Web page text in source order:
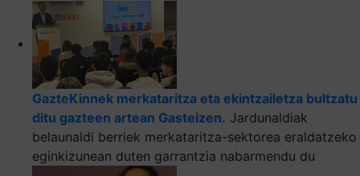
GazteKinnek merkataritza eta ekintzailetza bultzatu
ditu gazteen artean Gasteizen. Jardunaldiak
belaunaldi berriek merkataritza-sektorea eraldatzeko
eginkizunean duten garrantzia nabarmendu du